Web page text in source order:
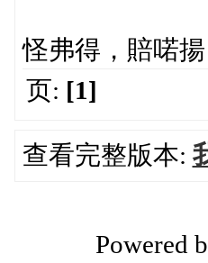
怪弗得，賠喏
页: [1]
查看完整版本:
Powered